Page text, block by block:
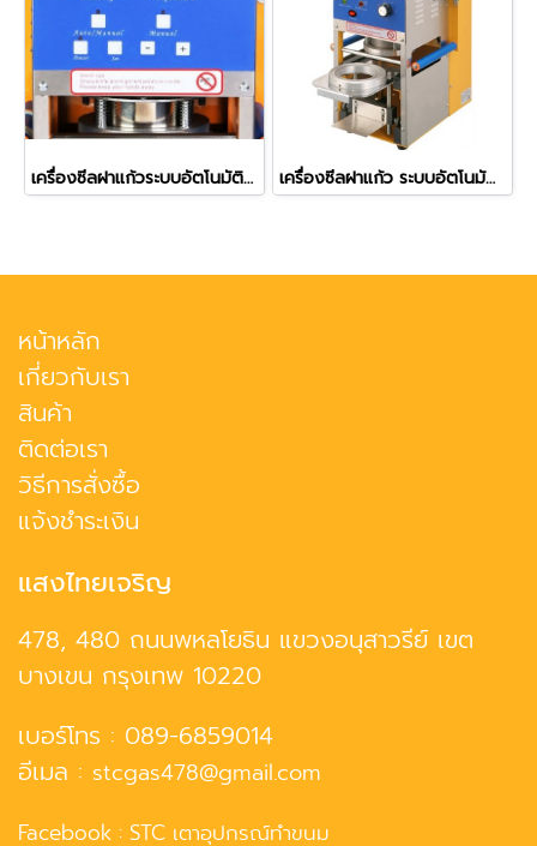
เครื่องซีลฝาแก้วระบบอัตโนมัติ (Full Auto) เครื่องเลื่อนถาดเข้าออกให้ รุ่น ZF-08 เครื่องซีลฝาแก้ว ระบบอัตโนมัติ รุ่น ZF-06 (ใช้กับปากแก้ว 7.5 ซม.)
หน้าหลัก
เกี่ยวกับเรา
สินค้า
ติดต่อเรา
วิธีการสั่งซื้อ
แจ้งชำระเงิน
แสงไทยเจริญ
478, 480 ถนนพหลโยธิน แขวงอนุสาวรีย์ เขต
บางเขน กรุงเทพ 10220
เบอร์โทร : 089-6859014
อีเมล : stcgas478@gmail.com
Facebook : STC เตาอุปกรณ์ทำขนม